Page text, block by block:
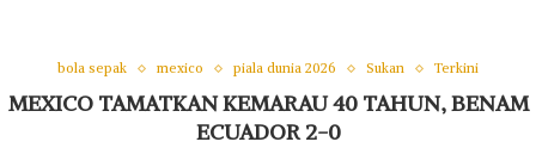
bola sepak mexico piala dunia 2026 Sukan Terkini
MEXICO TAMATKAN KEMARAU 40 TAHUN, BENAM
ECUADOR 2-0